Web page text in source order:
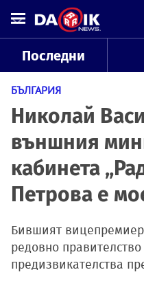
Последни
БЪЛГАРИЯ
Николай
външния
кабинета
Петрова е
Бившият
редовно
предизвикателства